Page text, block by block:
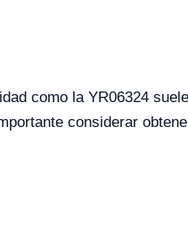
como la YR06324
considerar